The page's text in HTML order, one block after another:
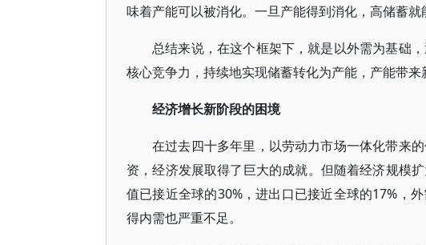
味着产能可以被消化。一旦产能得到消化，高储蓄就
总结来说，在这个框架下，就是以外需为基础
核心竞争力，持续地实现储蓄转化为产能，产能带来
经济增长新阶段的困境
在过去四十多年里，以劳动力市场一体化带来
资，经济发展取得了巨大的成就。但随着经济规模
值已接近全球的30%，进出口已接近全球的17%，
得内需也严重不足。